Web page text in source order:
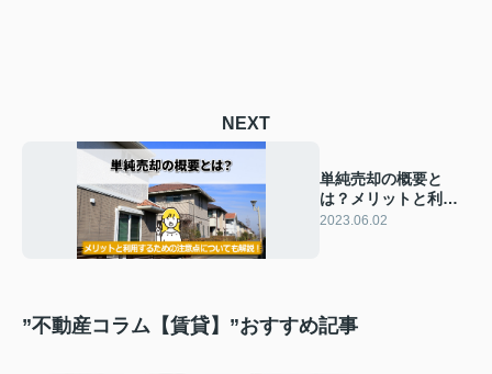
NEXT
単純売却の概要と
は？メリットと利用
するための注意点に
2023.06.02
”不動産コラム【賃貸】”おすすめ記事